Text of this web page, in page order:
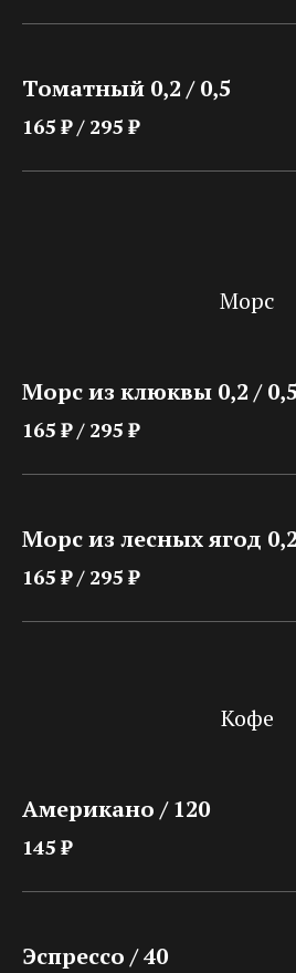
Томатный 0,2 / 0,5
165 ₽ / 295 ₽
Морс
Морс из клюквы 0,2 / 0,5
165 ₽ / 295 ₽
Морс из лесных ягод
165 ₽ / 295 ₽
Кофе
Американо / 120
145 ₽
Эспрессо / 40